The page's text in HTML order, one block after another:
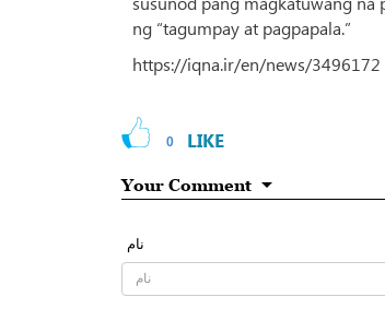
ng “tagumpay at pagpapala.”
https://iqna.ir/en/news/3496172
0 LIKE
Your Comment
نام